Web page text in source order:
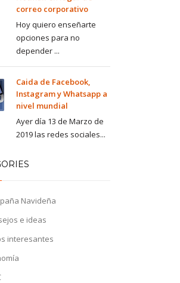
correo corporativo
Hoy quiero enseñarte
opciones para no
depender ...
Caida de Facebook,
Instagram y Whatsapp a
nivel mundial
Ayer día 13 de Marzo de
2019 las redes sociales...
Navideña
e ideas
interesantes